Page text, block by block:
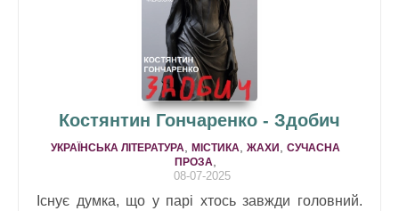
Костянтин Гончаренко - Здобич
УКРАЇНСЬКА ЛІТЕРАТУРА МІСТИКА ЖАХИ
СУЧАСНА
ПРОЗА
08-07-2025
Існує думка, що у парі хтось завжди головний.